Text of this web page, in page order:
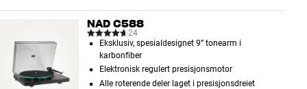
NAD C588
24
Eksklusiv, spesialdesignet 9” tonearm i
karbonfiber
Elektronisk regulert presisjonsmotor
Alle roterende deler laget i presisjonsdreiet